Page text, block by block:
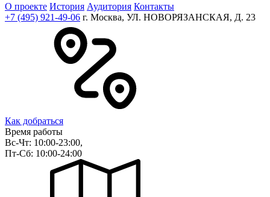
О проекте История Аудитория Контакты
+7 (495) 921-49-06 г. Москва, УЛ. НОВОРЯЗАНСКАЯ, Д. 23
Как добраться
Время работы
Вс-Чт: 10:00-23:00,
Пт-Сб: 10:00-24:00